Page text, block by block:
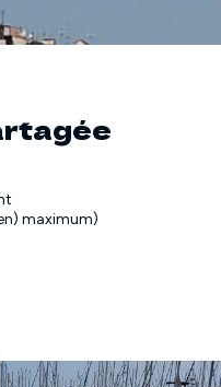
maximum)